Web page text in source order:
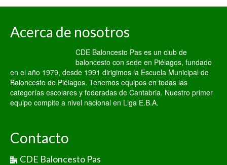
Acerca de nosotros
CDE Baloncesto Pas es un club de
baloncesto con sede en Piélagos, fundado
en el año 1979, desde 1991 dirigimos la Escuela Municipal de
Baloncesto de Piélagos. Tenemos equipos en todas las
categorías escolares y federadas de Cantabria. Nuestro primer
equipo compite a nivel nacional en Liga E.B.A.
Contacto
CDE Baloncesto Pas